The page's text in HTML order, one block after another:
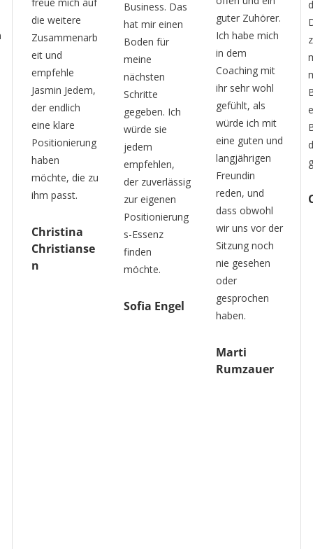
Business. Das
hat mir einen
Boden für
meine
nächsten
Schritte
gegeben. Ich
würde sie
jedem
empfehlen,
der zuverlässig
zur eigenen
s-Essenz
finden
möchte.
guter Zuhörer.
Ich habe mich
in dem
Coaching mit
ihr sehr wohl
gefühlt, als
würde ich mit
eine guten und
langjährigen
Freundin
reden, und
dass obwohl
wir uns vor der
Sitzung noch
nie gesehen
gesprochen
das
Durcheinander
zu bringen und
mir mit
meinem
Business
einen festen
Boden unter
den Füßen zu
geben.
Caireen